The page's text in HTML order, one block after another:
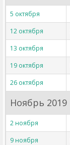
5 октября
12 октября
13 октября
19 октября
26 октября
Ноябрь 2019
2 ноября
9 ноября